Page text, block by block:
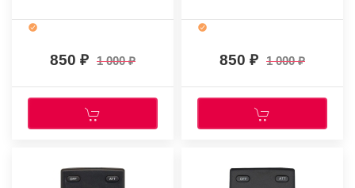
850 1 000 850 1 000